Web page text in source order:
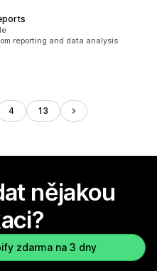
reporting and data analysis
4 13
nějakou
zdarma na 3 dny